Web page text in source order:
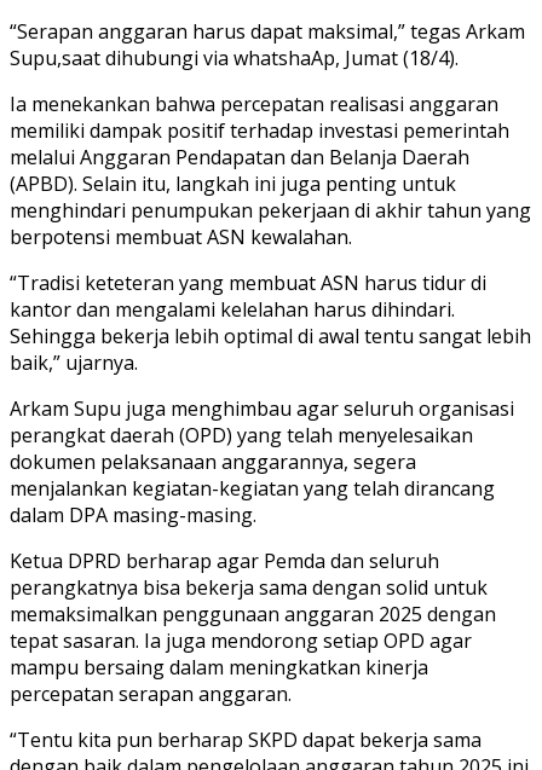
“Serapan anggaran harus dapat maksimal,” tegas Arkam
Supu,saat dihubungi via whatshaAp, Jumat (18/4).
Ia menekankan bahwa percepatan realisasi anggaran
memiliki dampak positif terhadap investasi pemerintah
melalui Anggaran Pendapatan dan Belanja Daerah
(APBD). Selain itu, langkah ini juga penting untuk
menghindari penumpukan pekerjaan di akhir tahun yang
berpotensi membuat ASN kewalahan.
“Tradisi keteteran yang membuat ASN harus tidur di
kantor dan mengalami kelelahan harus dihindari.
Sehingga bekerja lebih optimal di awal tentu sangat lebih
baik,” ujarnya.
Arkam Supu juga menghimbau agar seluruh organisasi
perangkat daerah (OPD) yang telah menyelesaikan
dokumen pelaksanaan anggarannya, segera
menjalankan kegiatan-kegiatan yang telah dirancang
dalam DPA masing-masing.
Ketua DPRD berharap agar Pemda dan seluruh
perangkatnya bisa bekerja sama dengan solid untuk
memaksimalkan penggunaan anggaran 2025 dengan
tepat sasaran. Ia juga mendorong setiap OPD agar
mampu bersaing dalam meningkatkan kinerja
percepatan serapan anggaran.
“Tentu kita pun berharap SKPD dapat bekerja sama